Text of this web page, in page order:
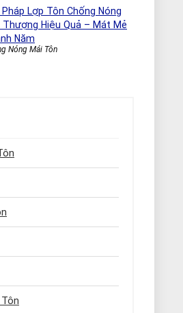
Pháp Lợp Tôn Chống Nóng
Thượng Hiệu Quả – Mát Mẻ
Năm
Nóng Mái Tôn